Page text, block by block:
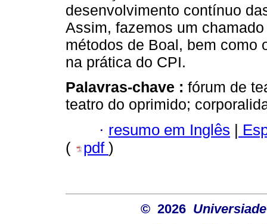
desenvolvimento contínuo
Assim, fazemos um
métodos de Boal, bem como
na prática do CPI.
Palavras-chave : fórum de
teatro do oprimido;
· resumo em Inglês |
(
pdf )
© 2026